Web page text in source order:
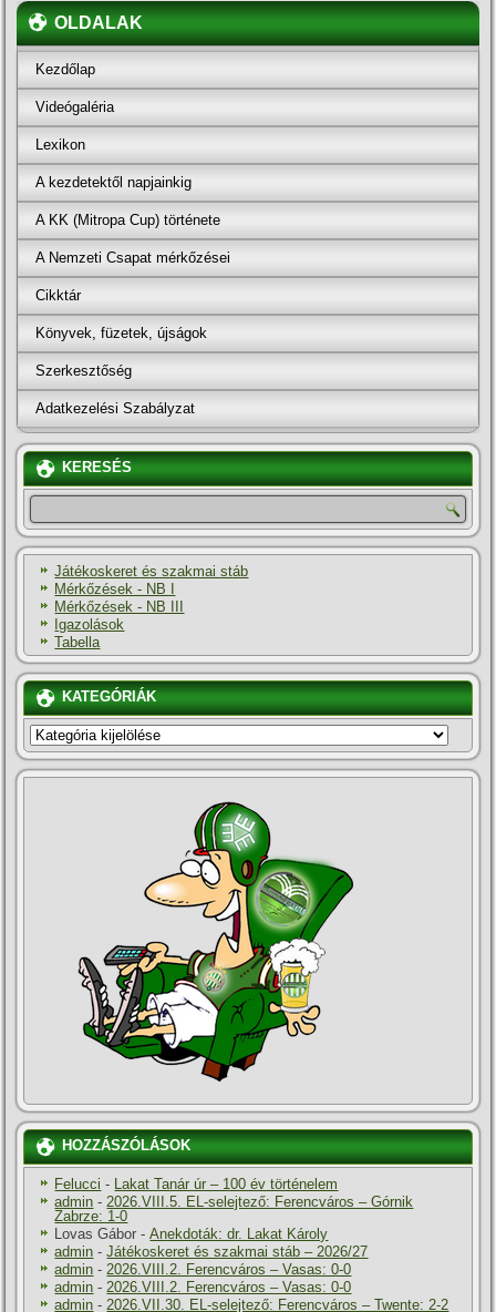
OLDALAK
Kezdőlap
Videógaléria
Lexikon
A kezdetektől napjainkig
A KK (Mitropa Cup) története
A Nemzeti Csapat mérkőzései
Cikktár
Könyvek, füzetek, újságok
Szerkesztőség
Adatkezelési Szabályzat
KERESÉS
Játékoskeret és szakmai stáb
Mérkőzések - NB I
Mérkőzések - NB III
Igazolások
Tabella
KATEGÓRIÁK
KATEGÓRIÁK
HOZZÁSZÓLÁSOK
Felucci - Lakat Tanár úr – 100 év történelem
admin -2026.VIII.5. EL-selejtező: Ferencváros – Górnik
Zabrze: 1-0
Lovas Gábor -Anekdoták: dr. Lakat Károly
admin -Játékoskeret és szakmai stáb – 2026/27
admin -2026.VIII.2. Ferencváros – Vasas: 0-0
admin -2026.VIII.2. Ferencváros – Vasas: 0-0
admin -2026.VII.30. EL-selejtező: Ferencváros – Twente: 2-2